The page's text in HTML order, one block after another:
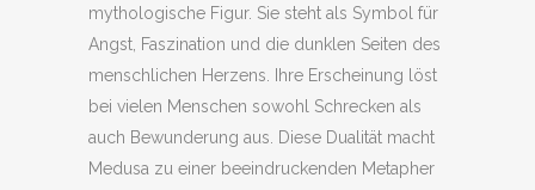
mythologische Figur. Sie steht als Symbol für
Angst, Faszination und die dunklen Seiten des
menschlichen Herzens. Ihre Erscheinung löst
bei vielen Menschen sowohl Schrecken als
auch Bewunderung aus. Diese Dualität macht
Medusa zu einer beeindruckenden Metapher